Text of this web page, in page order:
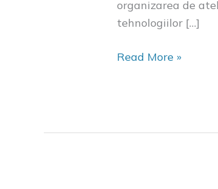
organizarea de
tehnologiilor […]
Read More »